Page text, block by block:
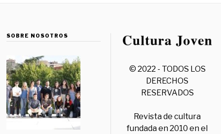
SOBRE NOSOTROS
© 2022 - TODOS LOS
DERECHOS
RESERVADOS
Revista de cultura
fundada en 2010 en el